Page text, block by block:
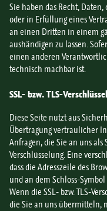
Sie haben das Recht,
oder in Erfüllung eines
an einen Dritten in einem
aushändigen zu lassen.
einen anderen
technisch machbar ist.
SSL- bzw. TLS-
Diese Seite nutzt aus
Übertragung vertraulicher
Anfragen, die Sie an uns als
Verschlüsselung. Eine
dass die Adresszeile des
und an dem Schloss-
Wenn die SSL- bzw. TLS-
die Sie an uns übermitteln,